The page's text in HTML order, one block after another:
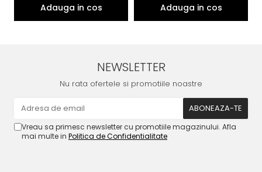
NEWSLETTER
Nu rata ofertele si promotiile noastre
Vreau sa primesc newsletter cu promotiile magazinului. Afla
mai multe in Politica de Confidentialitate